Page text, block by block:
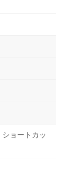
ョートカッ